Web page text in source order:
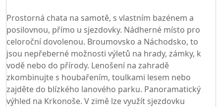
Prostorná chata na samotě, s vlastním bazénem a
posilovnou, přímo u sjezdovky. Nádherné místo pro
celoroční dovolenou. Broumovsko a Náchodsko, to
jsou nepřeberné možnosti výletů na hrady, zámky, k
vodě nebo do přírody. Lenošení na zahradě
zkombinujte s houbařením, toulkami lesem nebo
zajděte do blízkého lanového parku. Panoramatický
výhled na Krkonoše. V zimě lze využít sjezdovku